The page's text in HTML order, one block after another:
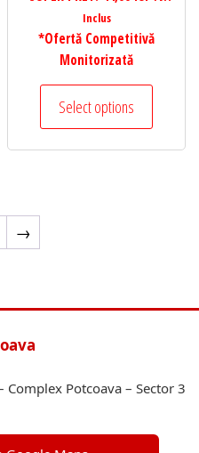
Inclus
*Ofertă Competitivă
Monitorizată
Select options
→
Complex Potcoava – Sector 3